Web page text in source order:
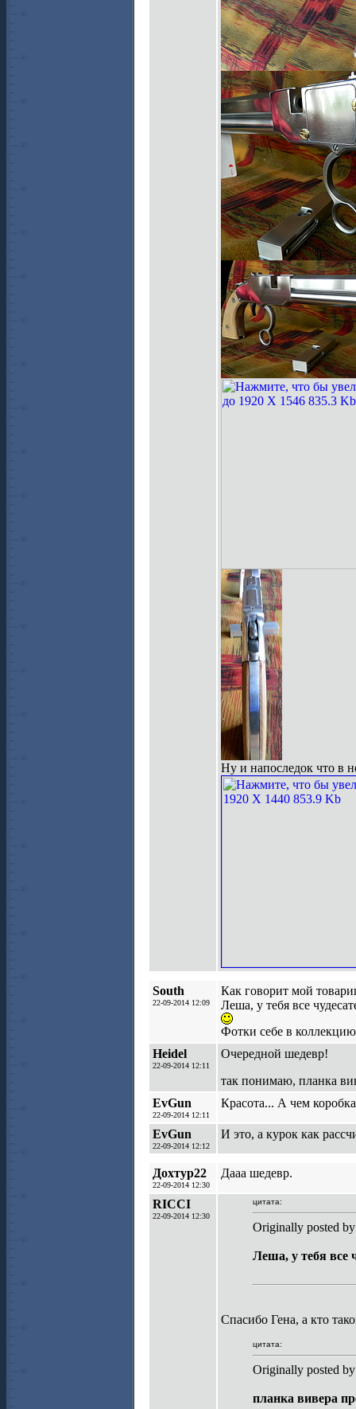
Ну и напоследок что в
South
22-09-2014 12:09
Как говорит мой
Леша, у тебя все
Фотки себе в
Heidel
22-09-2014 12:11
Очередной шедевр!
так понимаю, планка
EvGun
22-09-2014 12:11
Красота... А чем
EvGun
22-09-2014 12:12
И это, а курок как
Дохтур22
22-09-2014 12:30
Дааа шедевр.
RICCI
22-09-2014 12:30
цитата:
Originally posted
Леша, у тебя все
Спасибо Гена, а кто
цитата:
Originally posted
планка вивера